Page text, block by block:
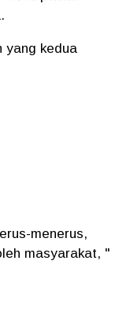
yang kedua
menerus,
masyarakat, "